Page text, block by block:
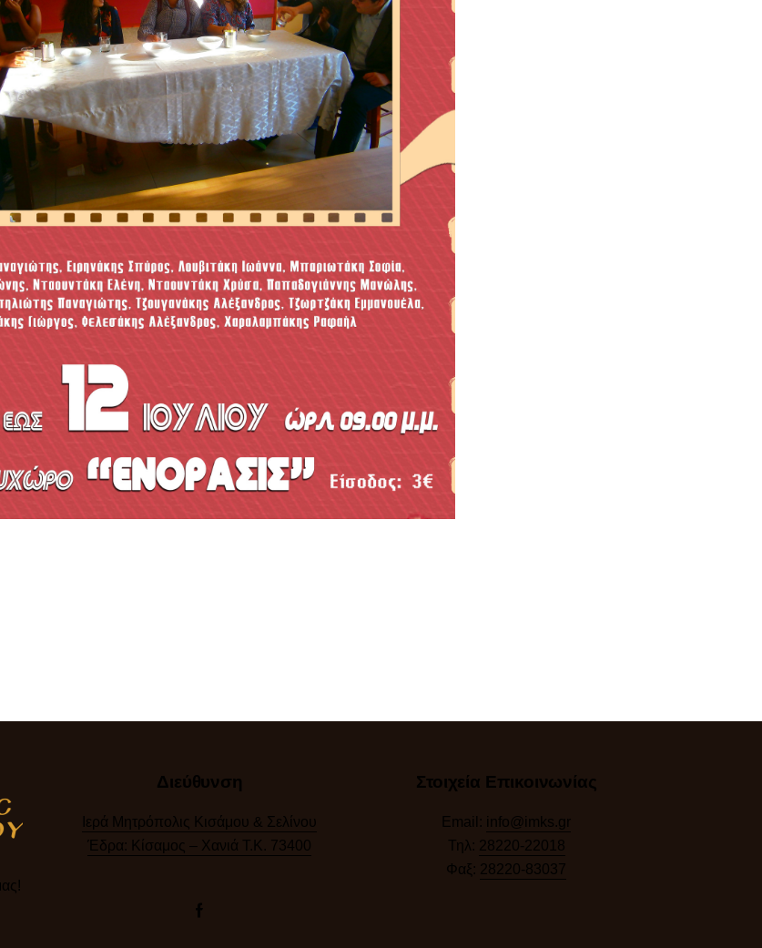
Διεύθυνση
Ιερά Μητρόπολις Κισάμου & Σελίνου
Έδρα: Κίσαμος – Χανιά Τ.Κ. 73400
Στοιχεία Επικοινωνίας
Email: info@imks.gr
Τηλ: 28220-22018
Φαξ: 28220-83037